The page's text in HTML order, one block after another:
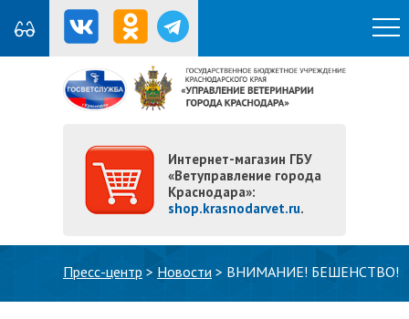
Интернет-магазин ГБУ
«Ветуправление города
Краснодара»:
shop.krasnodarvet.ru.
Пресс-центр > Новости > ВНИМАНИЕ! БЕШЕНСТВО!